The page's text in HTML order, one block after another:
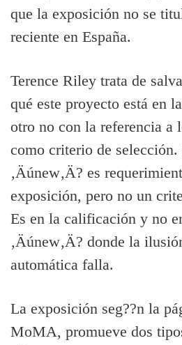
que la exposición no se
reciente en España.
Terence Riley trata de
qué este proyecto está en
otro no con la referencia a
como criterio de
‚Äúnew‚Ä? es
exposición, pero no un
Es en la calificación y no
‚Äúnew‚Ä? donde la
automática falla.
La exposición seg??n la
MoMA, promueve dos